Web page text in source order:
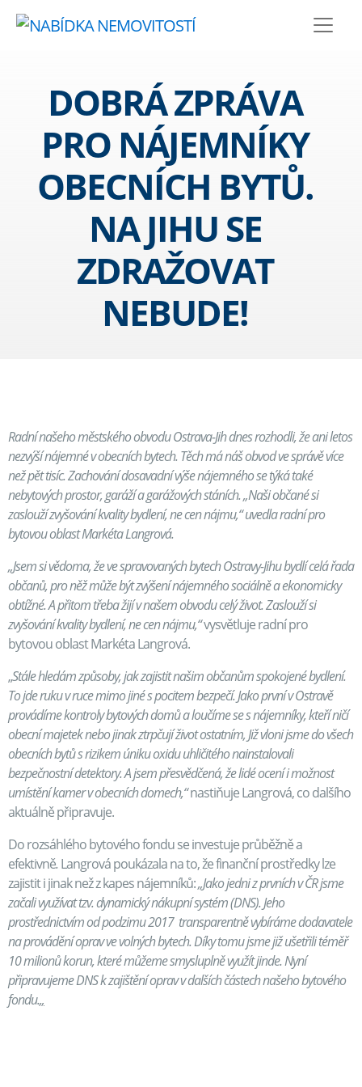
DOBRÁ ZPRÁVA
PRO NÁJEMNÍKY
OBECNÍCH BYTŮ.
NA JIHU SE
ZDRAŽOVAT
NEBUDE!
Radní našeho městského obvodu Ostrava-Jih dnes rozhodli, že ani letos
nezvýší nájemné v obecních bytech. Těch má náš obvod ve správě více
než pět tisíc. Zachování dosavadní výše nájemného se týká také
nebytových prostor, garáží a garážových stáních. „Naši občané si
zaslouží zvyšování kvality bydlení, ne cen nájmu,“ uvedla radní pro
bytovou oblast Markéta Langrová.
„Jsem si vědoma, že ve spravovaných bytech Ostravy-Jihu bydlí celá řada
občanů, pro něž může být zvýšení nájemného sociálně a ekonomicky
obtížné. A přitom třeba žijí v našem obvodu celý život. Zaslouží si
zvyšování kvality bydlení, ne cen nájmu,“vysvětluje radní pro
bytovou oblast Markéta Langrová.
„Stále hledám způsoby, jak zajistit našim občanům spokojené bydlení.
To jde ruku v ruce mimo jiné s pocitem bezpečí. Jako první v Ostravě
provádíme kontroly bytových domů a loučíme se s nájemníky, kteří ničí
obecní majetek nebo jinak ztrpčují život ostatním, Již vloni jsme do všech
obecních bytů s rizikem úniku oxidu uhličitého nainstalovali
bezpečnostní detektory. A jsem přesvědčená, že lidé ocení i možnost
umístění kamer v obecních domech,“nastiňuje Langrová, co dalšího
aktuálně připravuje.
Do rozsáhlého bytového fondu se investuje průběžně a
efektivně.Langrová poukázala na to, že finanční prostředky lze
zajistit i jinak než z kapes nájemníků:„Jako jedni z prvních v ČR jsme
začali využívattzv. dynamický nákupní systém (DNS). Jeho
prostřednictvímod podzimu 2017 transparentně vybíráme dodavatele
na provádění oprav ve volných bytech. Díky tomu jsme již ušetřili téměř
10 milionů korun, které můžeme smysluplně využít jinde. Nyní
připravujeme DNS k zajištění oprav v dalších částech našeho bytového
fondu.„